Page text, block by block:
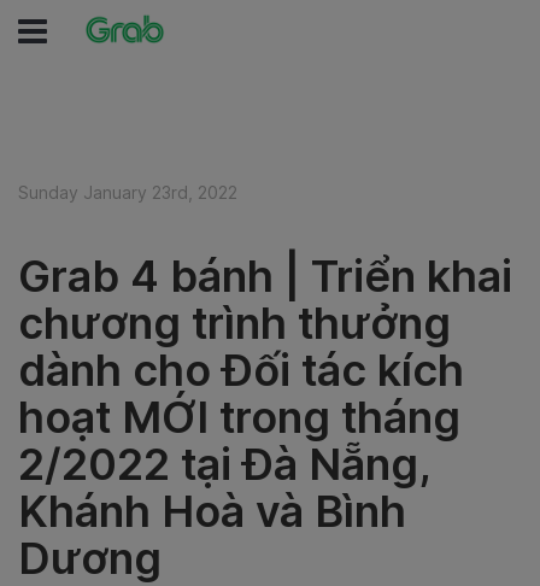
Sunday January 23rd, 2022
Grab 4 bánh | Triển khai
chương trình thưởng
dành cho Đối tác kích
hoạt MỚI trong tháng
2/2022 tại Đà Nẵng,
Khánh Hoà và Bình
Dương